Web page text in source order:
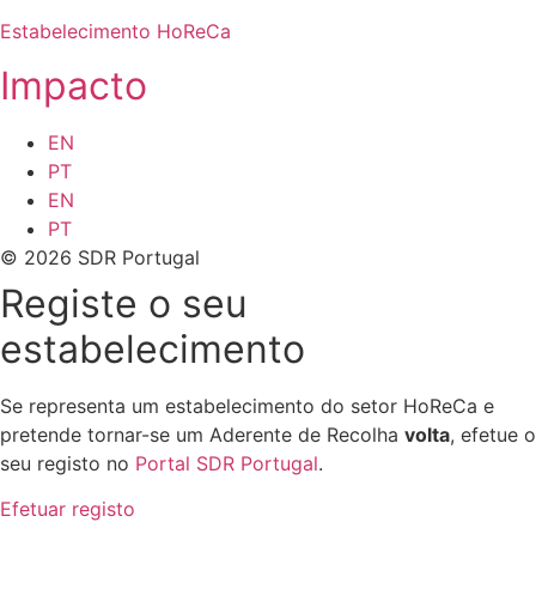
Estabelecimento HoReCa
Impacto
EN
PT
EN
PT
© 2026 SDR Portugal
Registe o seu
estabelecimento
Se representa um estabelecimento do setor HoReCa e
pretende tornar-se um Aderente de Recolha volta, efetue o
seu registo no Portal SDR Portugal.
Efetuar registo